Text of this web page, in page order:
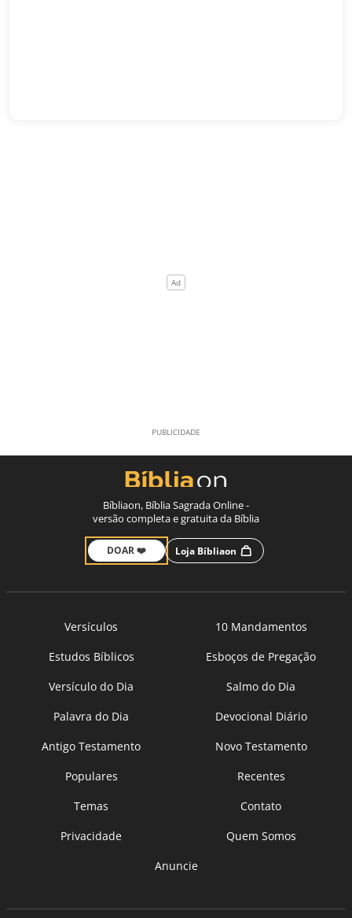
Bíbliaon, Bíblia Sagrada Online -
versão completa e gratuita da Bíblia
DOAR ❤️ Loja Bíbliaon
Versículos
10 Mandamentos
Estudos Bíblicos
Esboços de Pregação
Versículo do Dia
Salmo do Dia
Palavra do Dia
Devocional Diário
Antigo Testamento
Novo Testamento
Populares
Recentes
Temas
Contato
Privacidade
Quem Somos
Anuncie